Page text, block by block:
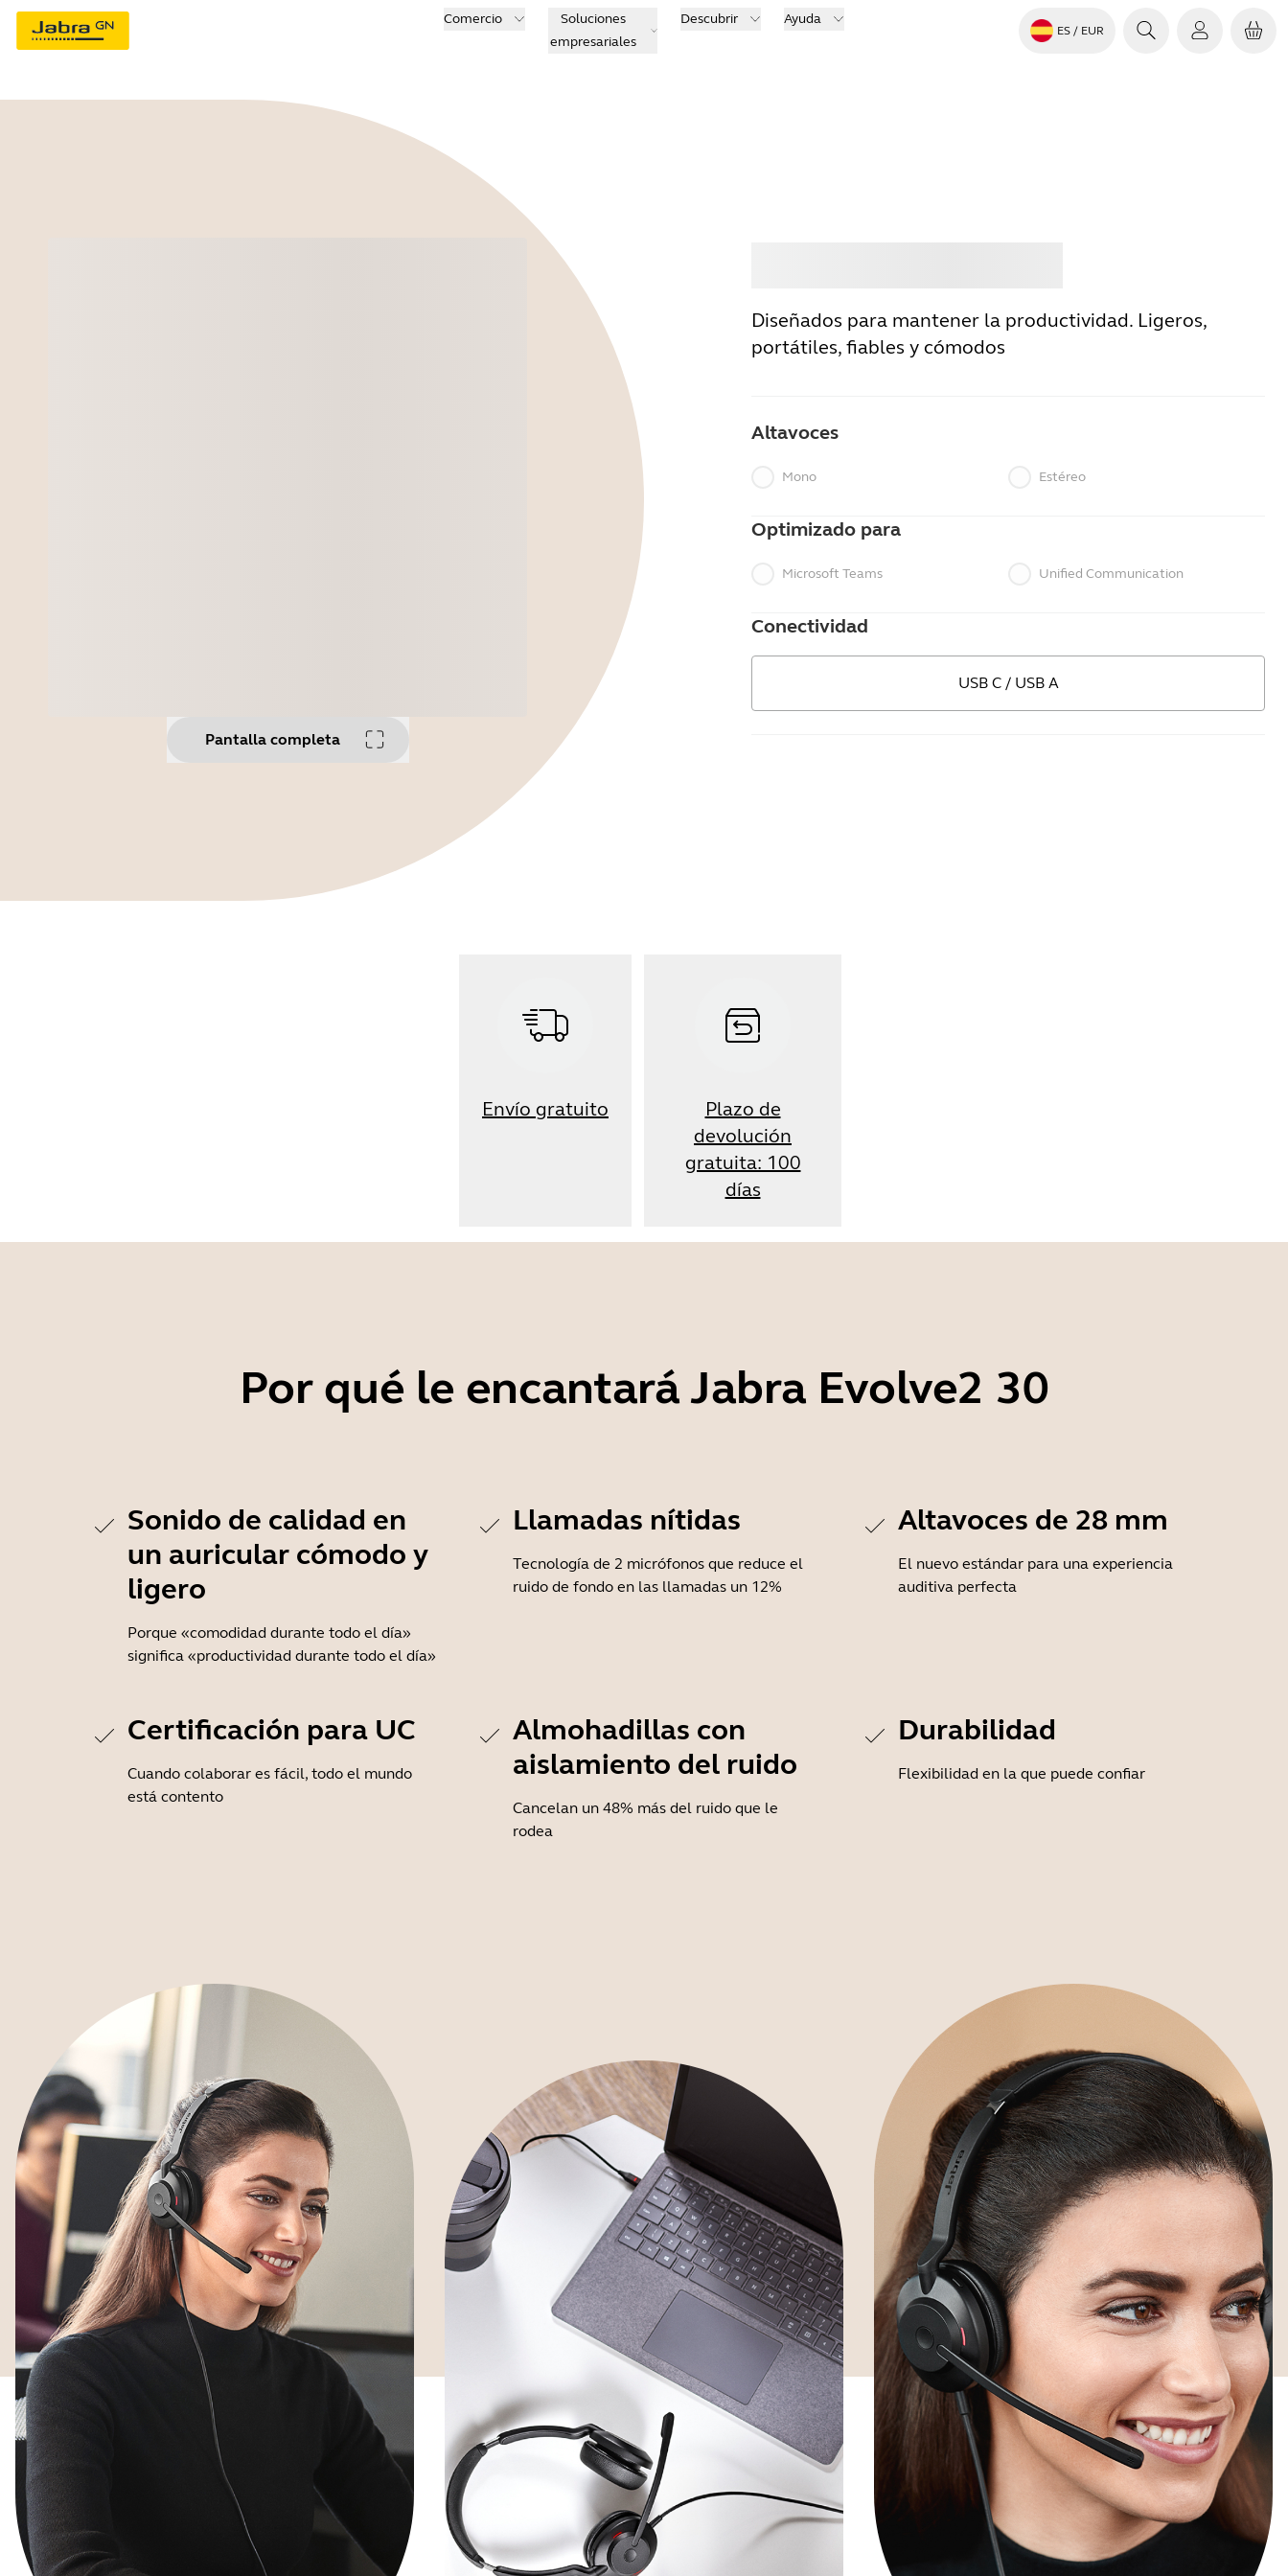
Comercio
Soluciones
empresariales
Descubrir Ayuda
ES / EUR
Pantalla completa
Diseñados para mantener la productividad. Ligeros,
portátiles, fiables y cómodos
Altavoces
Mono Estéreo
Optimizado para
Microsoft Teams Unified Communication
Conectividad
USB C / USB A
Envío gratuito
Plazo de
devolución
gratuita: 100
días
Por qué le encantará Jabra Evolve2 30
Sonido de calidad en
un auricular cómodo y
ligero
Porque «comodidad durante todo el día»
significa «productividad durante todo el día»
Llamadas nítidas
Tecnología de 2 micrófonos que reduce el
ruido de fondo en las llamadas un 12%
Altavoces de 28 mm
El nuevo estándar para una experiencia
auditiva perfecta
Certificación para UC
Cuando colaborar es fácil, todo el mundo
está contento
Almohadillas con
aislamiento del ruido
Cancelan un 48% más del ruido que le
rodea
Durabilidad
Flexibilidad en la que puede confiar